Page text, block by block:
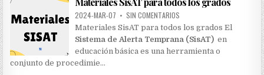
r
:
2024-MAR-07 • SIN COMENTARIOS
Materiales SisAT para todos los grados El
Sistema de Alerta Temprana (SisAT) en
educación básica es una herramienta o
conjunto de procedimie…